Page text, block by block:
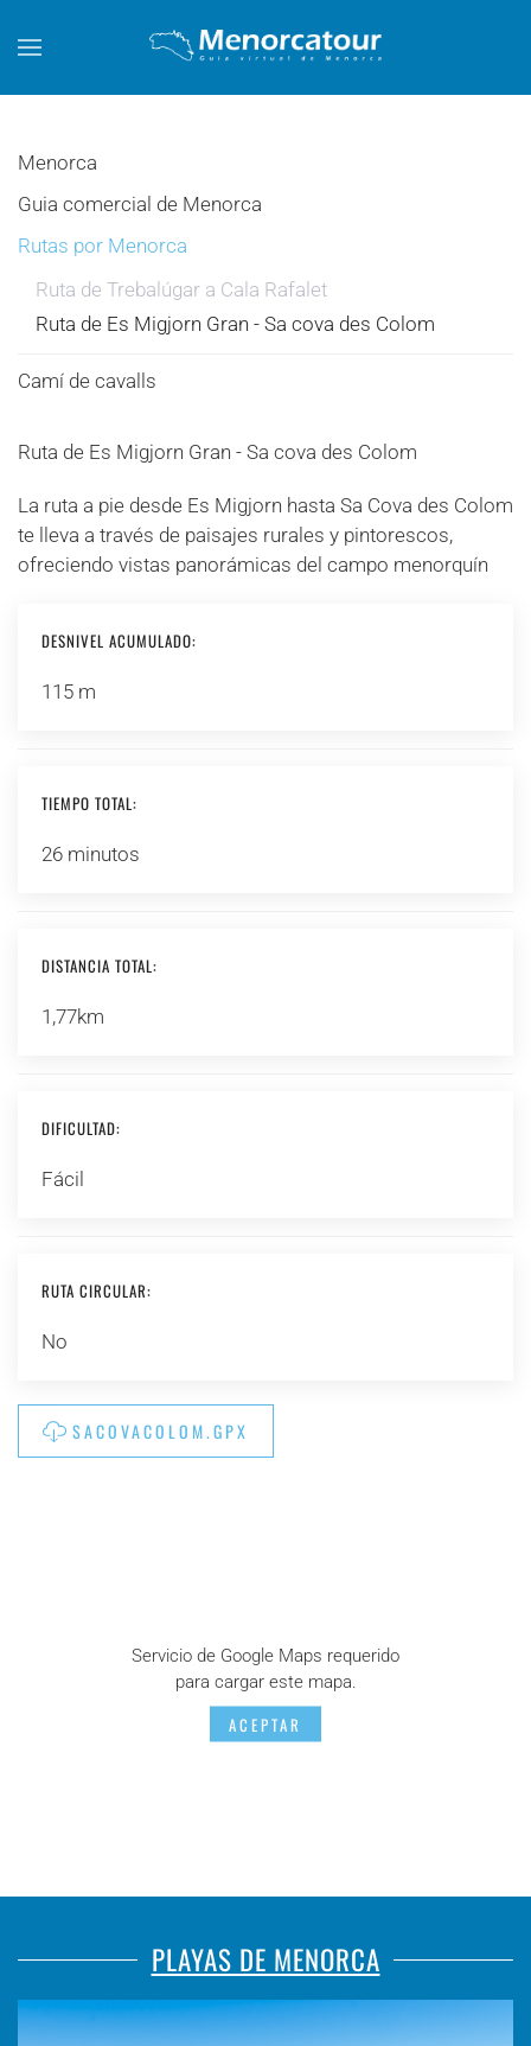
Skip to main content
Menorca
Guia comercial de Menorca
Rutas por Menorca
Ruta de Trebalúgar a Cala Rafalet
Ruta de Es Migjorn Gran - Sa cova des Colom
Camí de cavalls
Ruta de Es Migjorn Gran - Sa cova des Colom
La ruta a pie desde Es Migjorn hasta Sa Cova des Colom
te lleva a través de paisajes rurales y pintorescos,
ofreciendo vistas panorámicas del campo menorquín
DESNIVEL ACUMULADO:
115 m
TIEMPO TOTAL:
26 minutos
DISTANCIA TOTAL:
1,77km
DIFICULTAD:
Fácil
RUTA CIRCULAR:
No
SACOVACOLOM.GPX
Servicio de Google Maps requerido
para cargar este mapa.
ACEPTAR
PLAYAS DE MENORCA